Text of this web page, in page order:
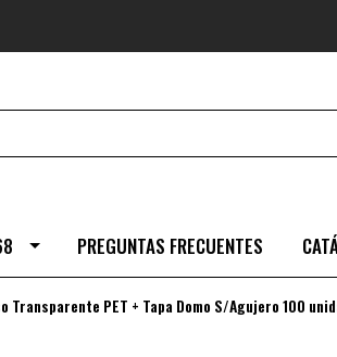
PREGUNTAS FRECUENTES
Transparente PET + Tapa Domo S/Agujero 100